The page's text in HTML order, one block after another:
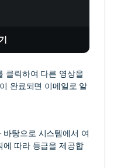
클릭하여 다른 영상을
완료되면 이메일로 알
탕으로 시스템에서 여
에 따라 등급을 제공합